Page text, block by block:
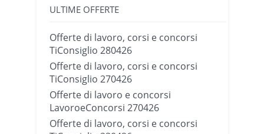
ULTIME OFFERTE
Offerte di lavoro, corsi e concorsi
TiConsiglio 280426
Offerte di lavoro, corsi e concorsi
TiConsiglio 270426
Offerte di lavoro e concorsi
LavoroeConcorsi 270426
Offerte di lavoro, corsi e concorsi